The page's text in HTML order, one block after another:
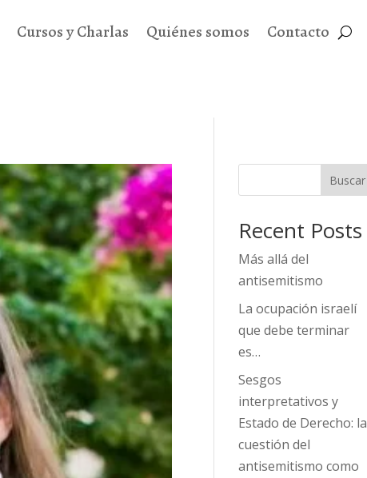
Cursos y Charlas Quiénes somos Contacto
Buscar
Recent Posts
Más allá del
antisemitismo
La ocupación israelí
que debe terminar
es…
Sesgos
interpretativos y
Estado de Derecho: la
cuestión del
antisemitismo como